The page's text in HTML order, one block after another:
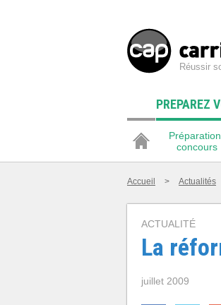
Réussir
PREPAREZ
concours
Accueil > Actualités
ACTUALITÉ
La
juillet 2009